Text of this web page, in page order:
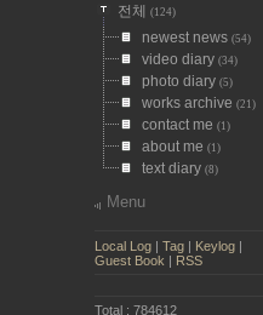
전체(124)
newest news(54)
video diary(34)
photo diary(5)
works archive(21)
contact me(1)
about me(1)
text diary(8)
Menu
Local Log |Tag | Keylog |
Guest Book | RSS
Total : 784612